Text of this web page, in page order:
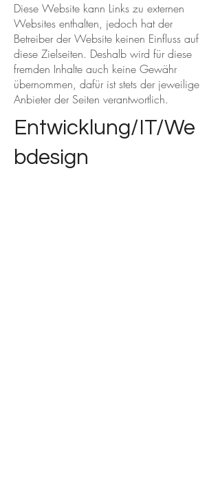
Diese Website kann Links zu externen
Websites enthalten, jedoch hat der
Betreiber der Website keinen Einfluss auf
diese Zielseiten. Deshalb wird für diese
fremden Inhalte auch keine Gewähr
übernommen, dafür ist stets der jeweilige
Anbieter der Seiten verantwortlich.
Entwicklung/IT/We
bdesign